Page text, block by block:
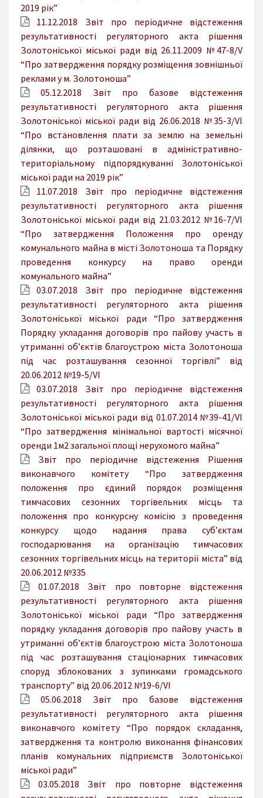
2019 рік”
11.12.2018 Звіт про періодичне відстеження
результативності регуляторного акта рішення
Золотоніської міської ради від 26.11.2009 №47-8/V
“Про затвердження порядку розміщення зовнішньої
реклами у м. Золотоноша”
05.12.2018 Звіт про базове відстеження
результативності регуляторного акта рішення
Золотоніської міської ради від 26.06.2018 №35-3/VI
“Про встановлення плати за землю на земельні
ділянки, що розташовані в адміністративно-
територіальному підпорядкуванні Золотоніської
міської ради на 2019 рік”
11.07.2018 Звіт про періодичне відстеження
результативності регуляторного акта рішення
Золотоніської міської ради від 21.03.2012 №16-7/VI
“Про затвердження Положення про оренду
комунального майна в місті Золотоноша та Порядку
проведення конкурсу на право оренди
комунального майна”
03.07.2018 Звіт про періодичне відстеження
результативності регуляторного акта рішення
Золотоніської міської ради “Про затвердження
Порядку укладання договорів про пайову участь в
утриманні об’єктів благоустрою міста Золотоноша
під час розташування сезонної торгівлі” від
20.06.2012 №19-5/VI
03.07.2018 Звіт про періодичне відстеження
результативності регуляторного акта рішення
Золотоніської міської ради від 01.07.2014 №39-41/VI
“Про затвердження мінімальної вартості місячної
оренди 1м2 загальної площі нерухомого майна”
Звіт про періодичне відстеження Рішення
виконавчого комітету “Про затвердження
положення про єдиний порядок розміщення
тимчасових сезонних торгівельних місць та
положення про конкурсну комісію з проведення
конкурсу щодо надання права суб’єктам
господарювання на організацію тимчасових
сезонних торгівельних місць на території міста” від
20.06.2012 №335
01.07.2018 Звіт про повторне відстеження
результативності регуляторного акта рішення
Золотоніської міської ради “Про затвердження
порядку укладання договорів про пайову участь в
утриманні об’єктів благоустрою міста Золотоноша
під час розташування стаціонарних тимчасових
споруд зблокованих з зупинками громадського
транспорту” від 20.06.2012 №19-6/VI
05.06.2018 Звіт про базове відстеження
результативності регуляторного акта рішення
виконавчого комітету “Про порядок складання,
затвердження та контролю виконання фінансових
планів комунальних підприємств Золотоніської
міської ради”
03.05.2018 Звіт про повторне відстеження